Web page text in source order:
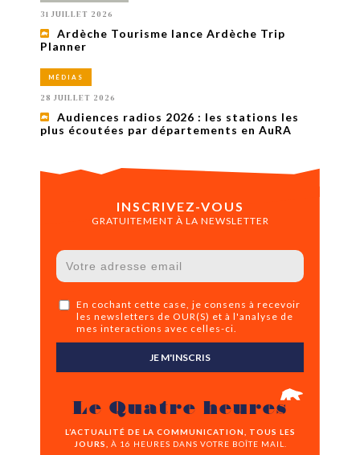
31 JUILLET 2026
Ardèche Tourisme lance Ardèche Trip
Planner
MÉDIAS
28 JUILLET 2026
Audiences radios 2026 : les stations les
plus écoutées par départements en AuRA
INSCRIVEZ-VOUS
GRATUITEMENT À LA NEWSLETTER
En cochant cette case, je consens à recevoir
les newsletters de OUR(S) et à l'analyse de
mes interactions avec celles-ci.
JE M'INSCRIS
Le Quatre heures
L’ACTUALITÉ DE LA COMMUNICATION, TOUS LES
JOURS,
À 16 HEURES DANS VOTRE BOÎTE MAIL.